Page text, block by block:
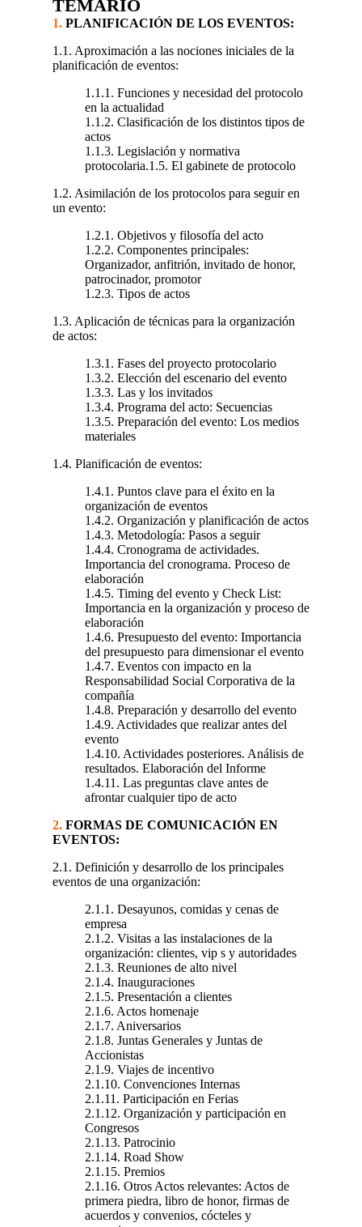
TEMARIO
1.PLANIFICACIÓN DE LOS EVENTOS:
1.1. Aproximación a las nociones iniciales de la
planificación de eventos:
1.1.1. Funciones y necesidad del protocolo
en la actualidad
1.1.2. Clasificación de los distintos tipos de
actos
1.1.3. Legislación y normativa
protocolaria.1.5. El gabinete de protocolo
1.2. Asimilación de los protocolos para seguir en
un evento:
1.2.1. Objetivos y filosofía del acto
1.2.2. Componentes principales:
Organizador, anfitrión, invitado de honor,
patrocinador, promotor
1.2.3. Tipos de actos
1.3. Aplicación de técnicas para la organización
de actos:
1.3.1. Fases del proyecto protocolario
1.3.2. Elección del escenario del evento
1.3.3. Las y los invitados
1.3.4. Programa del acto: Secuencias
1.3.5. Preparación del evento: Los medios
materiales
1.4. Planificación de eventos:
1.4.1. Puntos clave para el éxito en la
organización de eventos
1.4.2. Organización y planificación de actos
1.4.3. Metodología: Pasos a seguir
1.4.4. Cronograma de actividades.
Importancia del cronograma. Proceso de
elaboración
1.4.5. Timing del evento y Check List:
Importancia en la organización y proceso de
elaboración
1.4.6. Presupuesto del evento: Importancia
del presupuesto para dimensionar el evento
1.4.7. Eventos con impacto en la
Responsabilidad Social Corporativa de la
compañía
1.4.8. Preparación y desarrollo del evento
1.4.9. Actividades que realizar antes del
evento
1.4.10. Actividades posteriores. Análisis de
resultados. Elaboración del Informe
1.4.11. Las preguntas clave antes de
afrontar cualquier tipo de acto
2.FORMAS DE COMUNICACIÓN EN
EVENTOS:
2.1. Definición y desarrollo de los principales
eventos de una organización:
2.1.1. Desayunos, comidas y cenas de
empresa
2.1.2. Visitas a las instalaciones de la
organización: clientes, vip s y autoridades
2.1.3. Reuniones de alto nivel
2.1.4. Inauguraciones
2.1.5. Presentación a clientes
2.1.6. Actos homenaje
2.1.7. Aniversarios
2.1.8. Juntas Generales y Juntas de
Accionistas
2.1.9. Viajes de incentivo
2.1.10. Convenciones Internas
2.1.11. Participación en Ferias
2.1.12. Organización y participación en
Congresos
2.1.13. Patrocinio
2.1.14. Road Show
2.1.15. Premios
2.1.16. Otros Actos relevantes: Actos de
primera piedra, libro de honor, firmas de
acuerdos y convenios, cócteles y